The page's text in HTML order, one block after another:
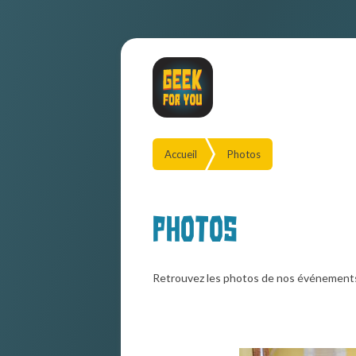
Accueil Photos
Photos
Retrouvez les photos de nos